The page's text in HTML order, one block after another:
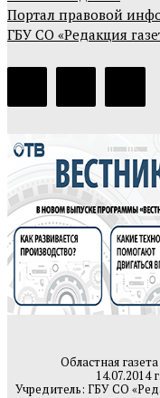
Портал правовой
ГБУ СО «Редакция
Областная
14.07.2014
Учредитель: ГБУ СО